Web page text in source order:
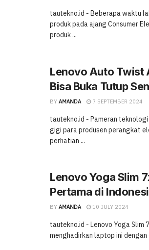
tautekno.id - Beberapa waktu
produk pada ajang Consumer
produk ...
Lenovo Auto Twist
Bisa Buka Tutup
BY AMANDA 7 SEPTEMBER 2024
tautekno.id - Pameran
gigi para produsen perangkat
perhatian ...
Lenovo Yoga Slim
Pertama di
BY AMANDA 10 JULY 2024
tautekno.id - Lenovo Yoga Slim
menghadirkan laptop ini